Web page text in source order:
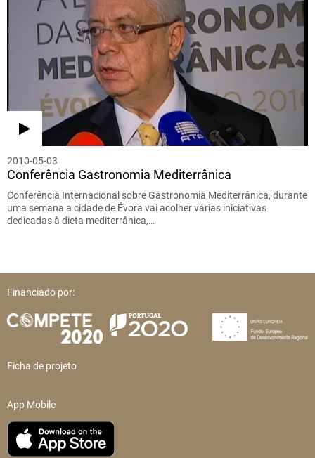
2010-05-03
Conferência Gastronomia Mediterrânica
Conferência Internacional sobre Gastronomia Mediterrânica, durante
uma semana a cidade de Évora vai acolher várias iniciativas
dedicadas à dieta mediterrânica,…
Financiado por:
Ficha de projeto
App Mobile